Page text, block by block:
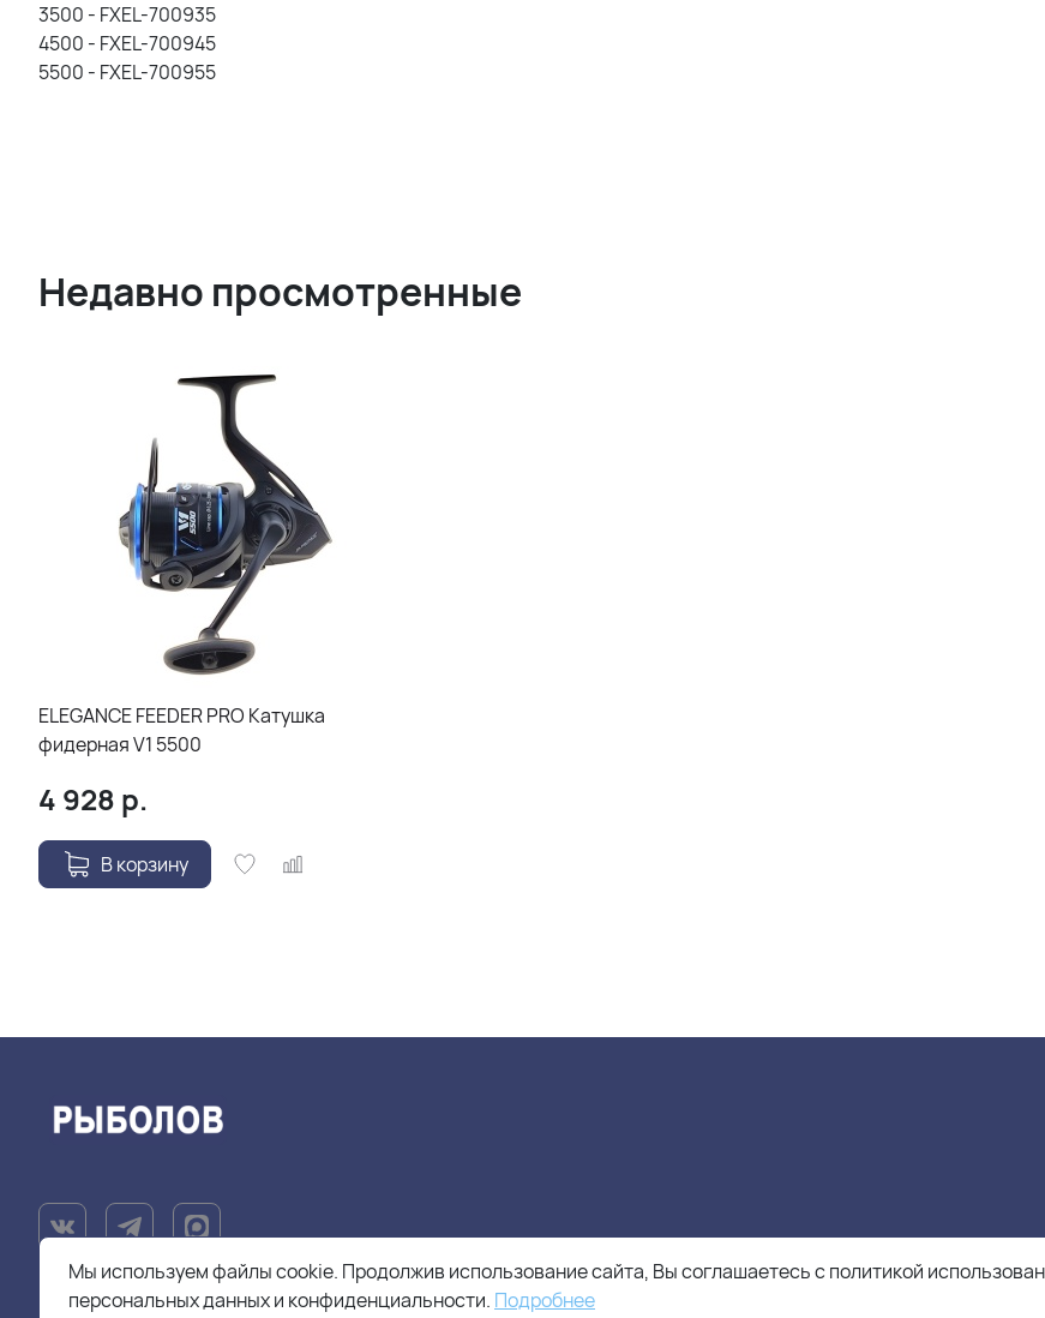
3500 - FXEL-700935
4500 - FXEL-700945
5500 - FXEL-700955
Недавно просмотренные
ELEGANCE FEEDER PRO Катушка
фидерная V1 5500
4 928 р.
В корзину
Мы используем файлы cookie. Продолжив использование сайта, Вы соглашаетесь с политикой
персональных данных и конфиденциальности. Подробнее